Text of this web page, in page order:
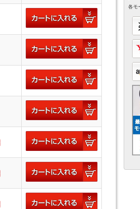
各モ